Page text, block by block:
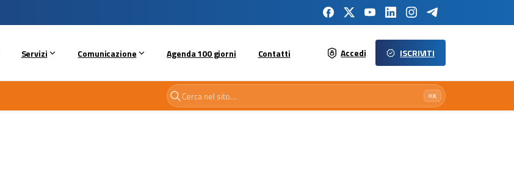
Servizi Comunicazione Agenda 100 giorni Contatti Accedi ISCRIVITI
⌘K